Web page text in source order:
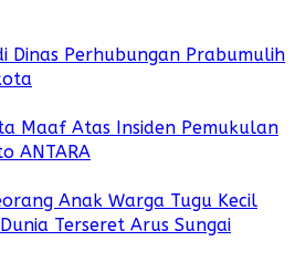
Dinas Perhubungan Prabumulih
Maaf Atas Insiden Pemukulan
ANTARA
Anak Warga Tugu Kecil
Terseret Arus Sungai